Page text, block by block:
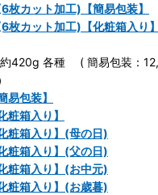
枚カット加工)【簡易包装】
枚カット加工)【化粧箱入り】
420g 各種 ( 簡易包装：
易包装】
粧箱入り】
粧箱入り】(母の日)
粧箱入り】(父の日)
粧箱入り】(お中元)
粧箱入り】(お歳暮)